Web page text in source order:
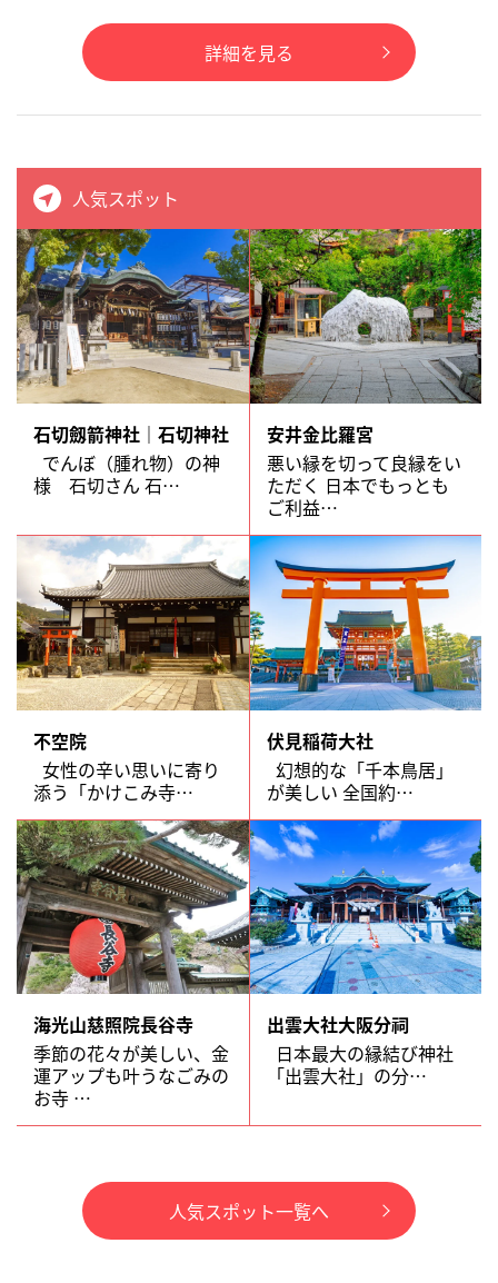
詳細を見る
人気スポット
石切劔箭神社｜石切神社
でんぼ（腫れ物）の神
様 石切さん 石…
安井金比羅宮
悪い縁を切って良縁をい
ただく 日本でもっとも
ご利益…
不空院
女性の辛い思いに寄り
添う「かけこみ寺…
伏見稲荷大社
幻想的な「千本鳥居」
が美しい 全国約…
海光山慈照院長谷寺
季節の花々が美しい、金
運アップも叶うなごみの
お寺 …
出雲大社大阪分祠
日本最大の縁結び神社
「出雲大社」の分…
人気スポット一覧へ